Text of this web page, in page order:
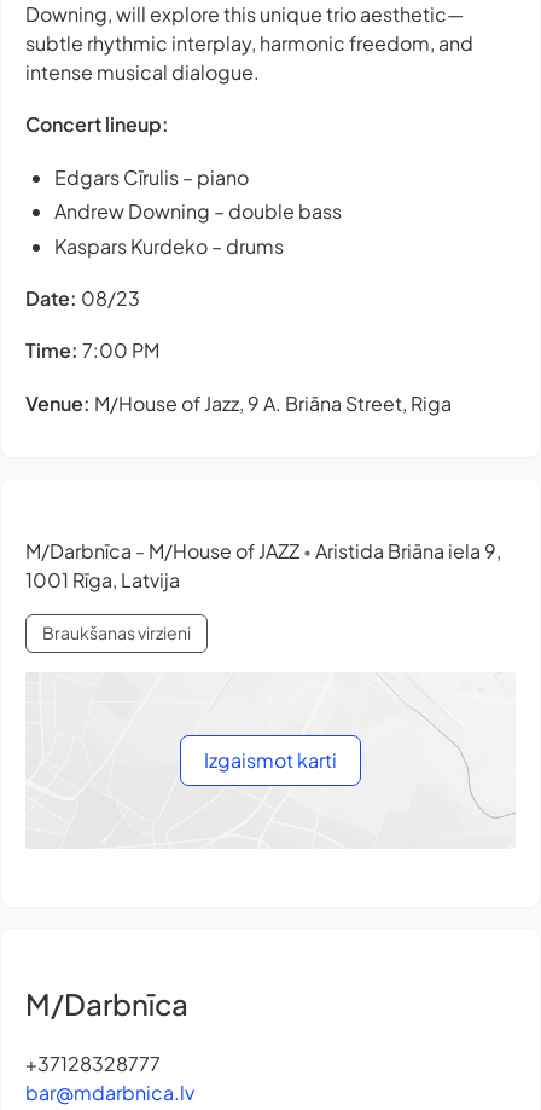
Downing, will explore this unique trio aesthetic—
subtle rhythmic interplay, harmonic freedom, and
intense musical dialogue.
Concert lineup:
Edgars Cīrulis – piano
Andrew Downing – double bass
Kaspars Kurdeko – drums
Date: 08/23
Time: 7:00 PM
Venue: M/House of Jazz, 9 A. Briāna Street, Riga
M/Darbnīca - M/House of JAZZ • Aristida Briāna iela 9,
1001 Rīga, Latvija
Braukšanas virzieni
Izgaismot karti
M/Darbnīca
+37128328777
bar@mdarbnica.lv